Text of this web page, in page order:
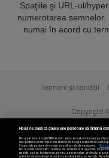
Spaţiile şi URL-ul/
numerotarea
numai în acord cu
Termeni și condiții
Copyright
Nouă ne pasă ca datele tale personale să rămână
Noi și partenerii noștri589stocăm și/sau accesăm informații pe
sau gestiona preferințele dvs. făcând clic mai jos, respectiv vă puteți
fi raportate partenerilor noștri și nu vă vor afecta navigarea.
Mai
Noi si partenerii nostri (retelele de socializare si agentiile de
website-ului sa functioneze, pentru a personaliza continutul si
retelelor de socializare si pentru a analiza traficul pe website.